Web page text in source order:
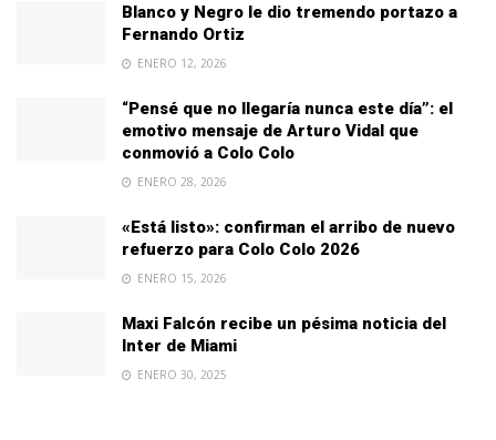
Blanco y Negro le dio tremendo portazo a
Fernando Ortiz
ENERO 12, 2026
“Pensé que no llegaría nunca este día”: el
emotivo mensaje de Arturo Vidal que
conmovió a Colo Colo
ENERO 28, 2026
«Está listo»: confirman el arribo de nuevo
refuerzo para Colo Colo 2026
ENERO 15, 2026
Maxi Falcón recibe un pésima noticia del
Inter de Miami
ENERO 30, 2025